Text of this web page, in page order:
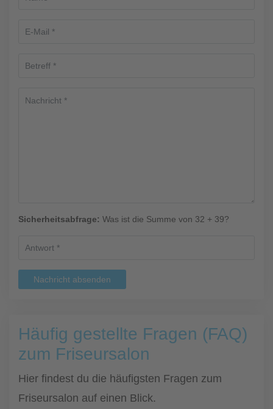
Sicherheitsabfrage: Was ist die Summe von 32 + 39?
Nachricht absenden
Häufig gestellte Fragen (FAQ)
zum Friseursalon
Hier findest du die häufigsten Fragen zum
Friseursalon auf einen Blick.